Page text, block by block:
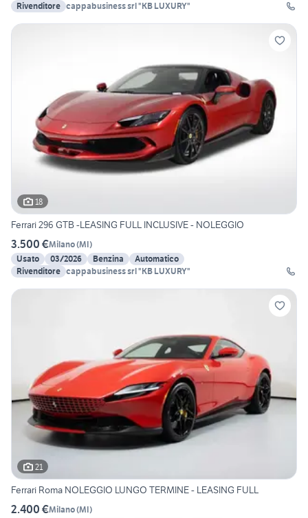
Rivenditore
cappabusiness srl "KB LUXURY"
18
Ferrari 296 GTB -LEASING FULL INCLUSIVE - NOLEGGIO
3.500 €Milano(MI)
Usato
03/2026 Benzina
Automatico
Rivenditore
cappabusiness srl "KB LUXURY"
21
Ferrari Roma NOLEGGIO LUNGO TERMINE - LEASING FULL
2.400 €Milano(MI)